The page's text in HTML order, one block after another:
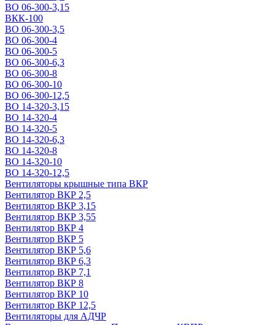
ВО 06-300-3,15
ВКК-100
ВО 06-300-3,5
ВО 06-300-4
ВО 06-300-5
ВО 06-300-6,3
ВО 06-300-8
ВО 06-300-10
ВО 06-300-12,5
ВО 14-320-3,15
ВО 14-320-4
ВО 14-320-5
ВО 14-320-6,3
ВО 14-320-8
ВО 14-320-10
ВО 14-320-12,5
Вентиляторы крышные типа ВКР
Вентилятор ВКР 2,5
Вентилятор ВКР 3,15
Вентилятор ВКР 3,55
Вентилятор ВКР 4
Вентилятор ВКР 5
Вентилятор ВКР 5,6
Вентилятор ВКР 6,3
Вентилятор ВКР 7,1
Вентилятор ВКР 8
Вентилятор ВКР 10
Вентилятор ВКР 12,5
Вентиляторы для АДЧР